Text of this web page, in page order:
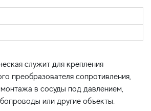
служит для крепления
преобразователя сопротивления,
в сосуды под давлением,